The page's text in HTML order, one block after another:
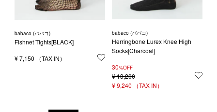
babaco (ババコ)
Fishnet Tights[BLACK]
¥7,150
babaco (ババコ)
Herringbone Lurex Knee High
Socks[Charcoal]
30%OFF
¥13,200
¥9,240